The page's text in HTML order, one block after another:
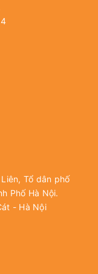
Tổ dân phố
Phố Hà Nội.
- Hà Nội